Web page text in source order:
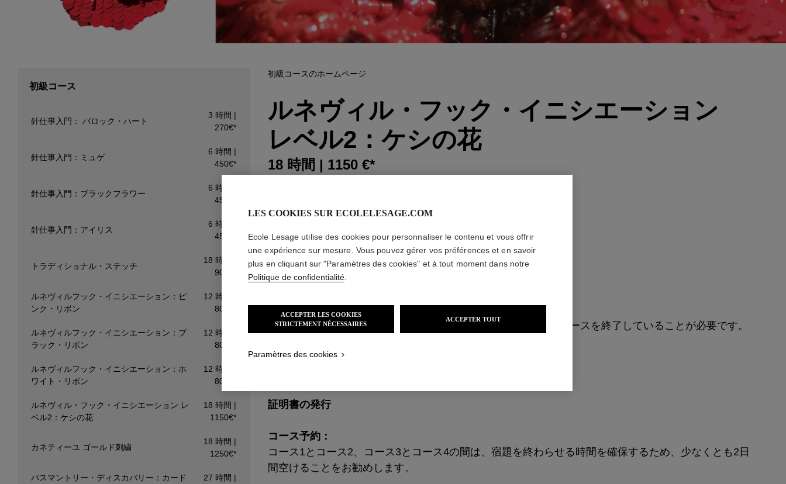
初級コース
針仕事入門： バロック・ハート
3 時間 |
270€*
針仕事入門：ミュゲ
6 時間 |
450€*
針仕事入門：ブラックフラワー
6 時間 |
450€*
針仕事入門：アイリス
6 時間 |
450€*
トラディショナル・ステッチ
18 時間 |
900€*
ルネヴィルフック・イニシエーション：ピ
ンク・リボン
12 時間 |
800€*
ルネヴィルフック・イニシエーション：ブ
ラック・リボン
12 時間 |
800€*
ルネヴィルフック・イニシエーション：ホ
ワイト・リボン
12 時間 |
800€*
ルネヴィル・フック・イニシエーション レ
ベル2：ケシの花
18 時間 |
1150€*
カネティーユ ゴールド刺繍
18 時間 |
1250€*
パスマントリー・ディスカバリー：カード
27 時間 |
初級コースのホームページ
ルネヴィル・フック・イニシエーション
レベル2：ケシの花
18 時間 | 1150 €*
カートに入れる
内容 テクニック ご案内
レッスン内容：
プール刺繍、18時間の初級コース リュネヴィル フックの初級コースを終了していることが必要です。
方法 :
証明書の発行
コース予約：
コース1とコース2、コース3とコース4の間は、宿題を終わらせる時間を確保するため、少なくとも2日
間空けることをお勧めします。
LES COOKIES SUR ECOLELESAGE.COM
Ecole Lesage utilise des cookies pour personnaliser le contenu et vous offrir
une expérience sur mesure. Vous pouvez gérer vos préférences et en savoir
plus en cliquant sur "Paramètres des cookies" et à tout moment dans notre
Politique de confidentialité
ACCEPTER LES COOKIES
STRICTEMENT NÉCESSAIRES
ACCEPTER TOUT
Paramètres des cookies